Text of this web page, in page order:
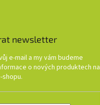
newsletter
e-mail a my vám budeme
o nových produktech na
shopu.